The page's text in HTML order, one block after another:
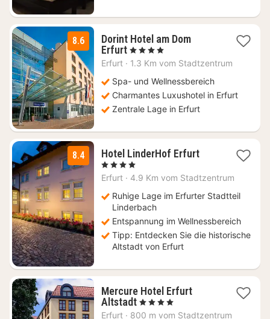
8.6
Dorint Hotel am Dom
Erfurt1
Nacht
145,95
€
, 4 Sterne
Erfurt · 1.3 Km vom Stadtzentrum
Spa- und Wellnessbereich
Charmantes Luxushotel in Erfurt
Zentrale Lage in Erfurt
8.4 Hotel LinderHof Erfurt1
ab
€
, 4 Sterne
Erfurt · 4.9 Km vom Stadtzentrum
Ruhige Lage im Erfurter Stadtteil
Linderbach
Entspannung im Wellnessbereich
Tipp: Entdecken Sie die historische
Altstadt von Erfurt
Mercure Hotel Erfurt
Altstadt1
Nacht
, 4 Sterne
Erfurt · 800 m vom Stadtzentrum